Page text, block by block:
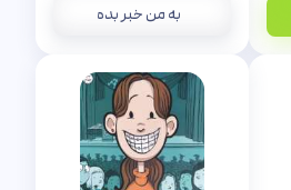
به من خبر بده